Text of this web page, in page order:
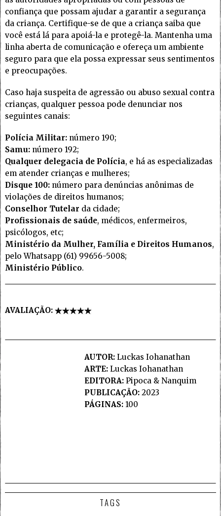
confiança que possam ajudar a garantir a segurança
da criança. Certifique-se de que a criança saiba que
você está lá para apoiá-la e protegê-la. Mantenha uma
linha aberta de comunicação e ofereça um ambiente
seguro para que ela possa expressar seus sentimentos
e preocupações.
Caso haja suspeita de agressão ou abuso sexual contra
crianças, qualquer pessoa pode denunciar nos
seguintes canais:
Polícia Militar: número 190;
Samu: número 192;
Qualquer delegacia de Polícia, e há as especializadas
em atender crianças e mulheres;
Disque 100: número para denúncias anônimas de
violações de direitos humanos;
Conselhor Tutelar da cidade;
Profissionais de saúde, médicos, enfermeiros,
psicólogos, etc;
Ministério da Mulher, Família e Direitos Humanos,
pelo Whatsapp (61) 99656-5008;
Ministério Público.
AVALIAÇÃO:
AUTOR:Luckas Iohanathan
ARTE:Luckas Iohanathan
EDITORA:Pipoca & Nanquim
PUBLICAÇÃO:2023
PÁGINAS:100
TAGS